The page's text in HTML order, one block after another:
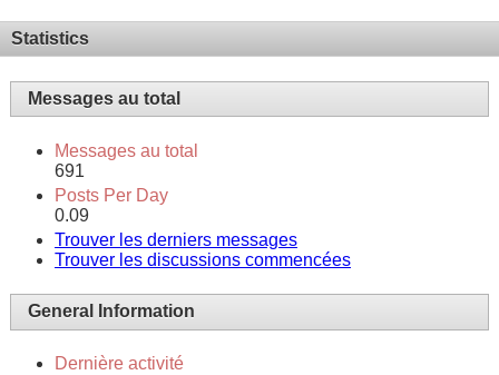
Statistics
Messages au total
Messages au total
691
Posts Per Day
0.09
Trouver les derniers messages
Trouver les discussions commencées
General Information
Dernière activité